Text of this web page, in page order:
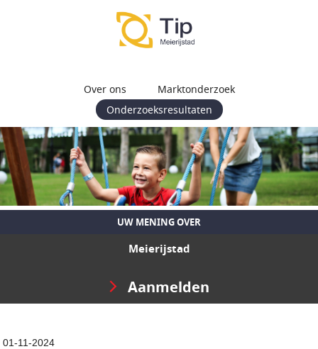
Over ons
Marktonderzoek
Onderzoeksresultaten
UW MENING OVER
Meierijstad
Aanmelden
01-11-2024